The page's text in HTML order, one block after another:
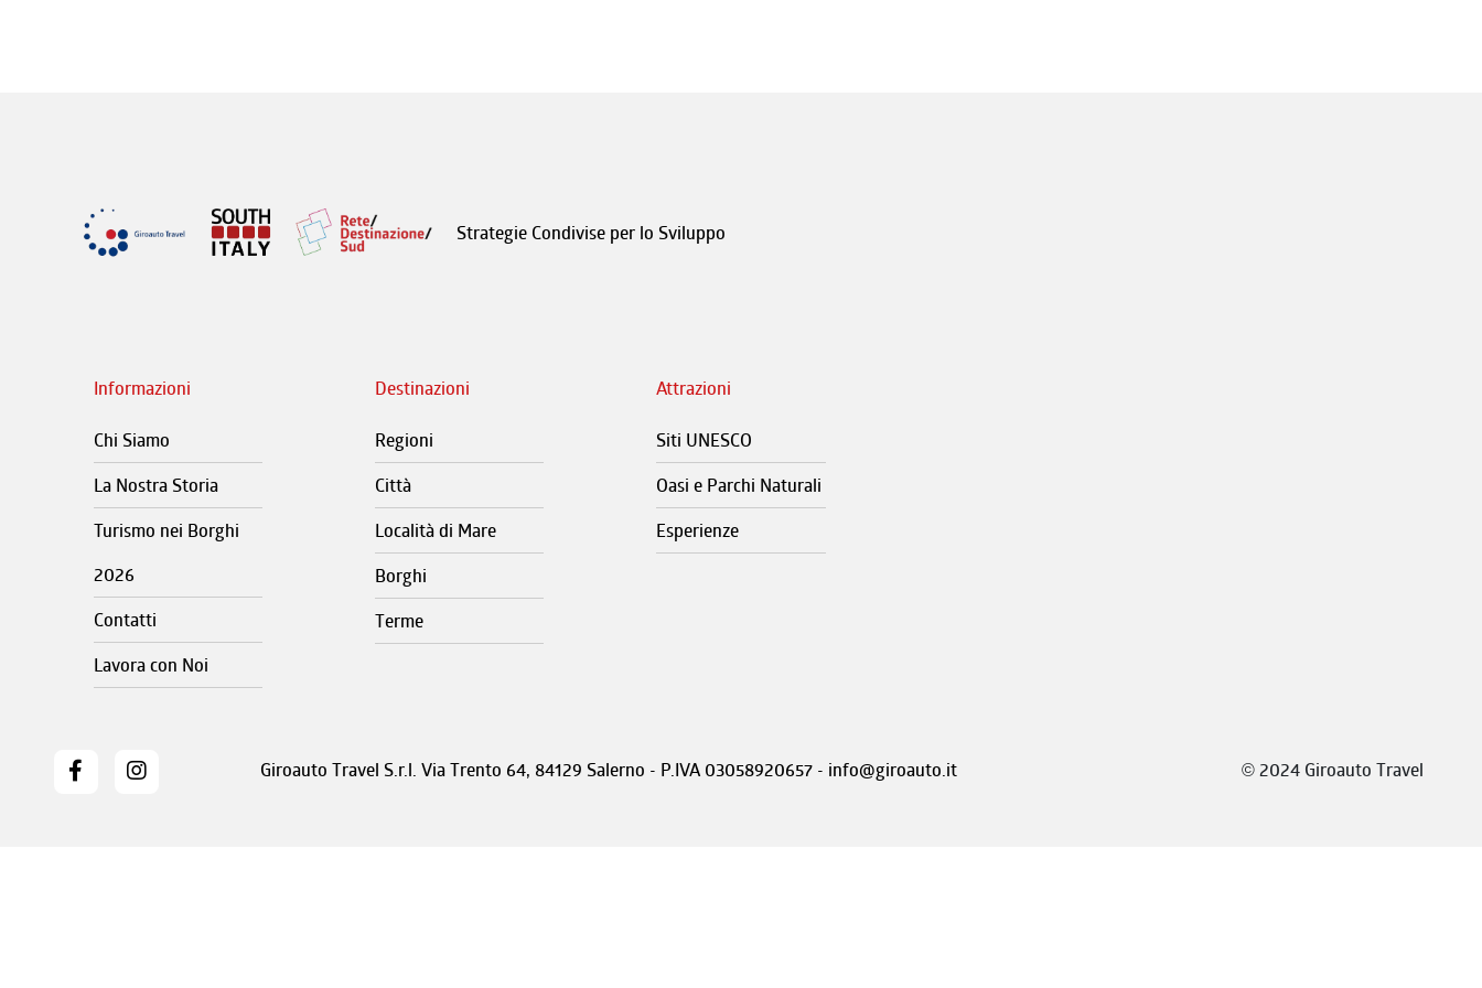
Strategie Condivise per lo Sviluppo
Informazioni
Chi Siamo
La Nostra Storia
Turismo nei Borghi
2026
Contatti
Lavora con Noi
Destinazioni
Regioni
Città
Località di Mare
Borghi
Terme
Attrazioni
Siti UNESCO
Oasi e Parchi Naturali
Esperienze
Giroauto Travel S.r.l. Via Trento 64, 84129 Salerno - P.IVA 03058920657 - info@giroauto.it ©2024 Giroauto Travel